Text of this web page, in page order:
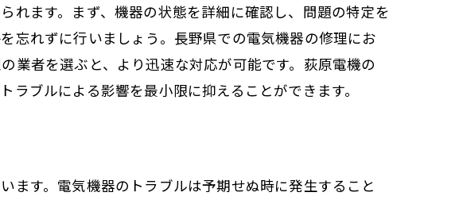
れます。まず、機器の状態を詳細に確認し、問題の特定を
忘れずに行いましょう。長野県での電気機器の修理にお
業者を選ぶと、より迅速な対応が可能です。荻原電機の
ブルによる影響を最小限に抑えることができます。
ます。電気機器のトラブルは予期せぬ時に発生すること